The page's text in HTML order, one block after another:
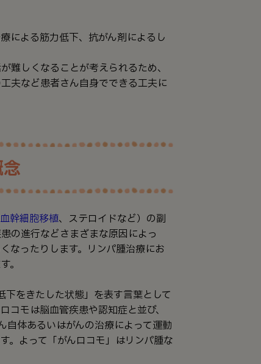
による筋力低下、抗がん剤によるし
難しくなることが考えられるため、
夫など患者さん自身でできる工夫に
幹細胞移植、ステロイドなど）の副
の進行などさまざまな原因によっ
なったりします。リンパ腫治療にお
。
をきたした状態」を表す言葉として
モは脳血管疾患や認知症と並び、
自体あるいはがんの治療によって運動
。よって「がんロコモ」はリンパ腫な